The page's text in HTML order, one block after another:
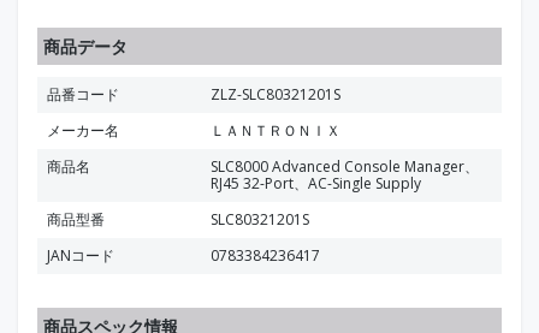
商品データ
品番コード
ZLZ-SLC80321201S
メーカー名
ＬＡＮＴＲＯＮＩＸ
商品名
SLC8000 Advanced Console Manager、
RJ45 32-Port、AC-Single Supply
商品型番
SLC80321201S
JANコード
0783384236417
商品スペック情報